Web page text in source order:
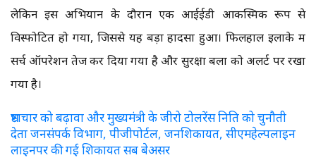
लेकिन इस अभियान के दौरान एक आईईडी आकस्मिक रूप से
विस्फोटित हो गया, जिससे यह बड़ा हादसा हुआ। फिलहाल इलाके में
सर्च ऑपरेशन तेज कर दिया गया है और सुरक्षा बलों को अलर्ट पर रखा
गया है।
भ्रष्टाचार को बढ़ावा और मुख्यमंत्री के जीरो टोलरेंस निति को चुनौती
देता जनसंपर्क विभाग, पीजीपोर्टल, जनशिकायत, सीएमहेल्पलाइन
लाइनपर की गई शिकायत सब बेअसर